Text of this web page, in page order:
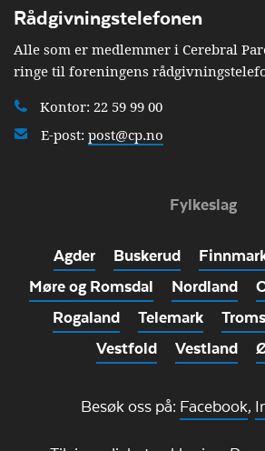
Rådgivningstelefonen
Alle som er medlemmer i Cerebral
ringe til foreningens
Kontor: 22 59 99 00
E-post: post@cp.no
Fylkeslag
Agder
Buskerud
Møre og Romsdal
Nordland
Rogaland
Telemark Troms
Vestfold
Vestland
Besøk oss på: Facebook,